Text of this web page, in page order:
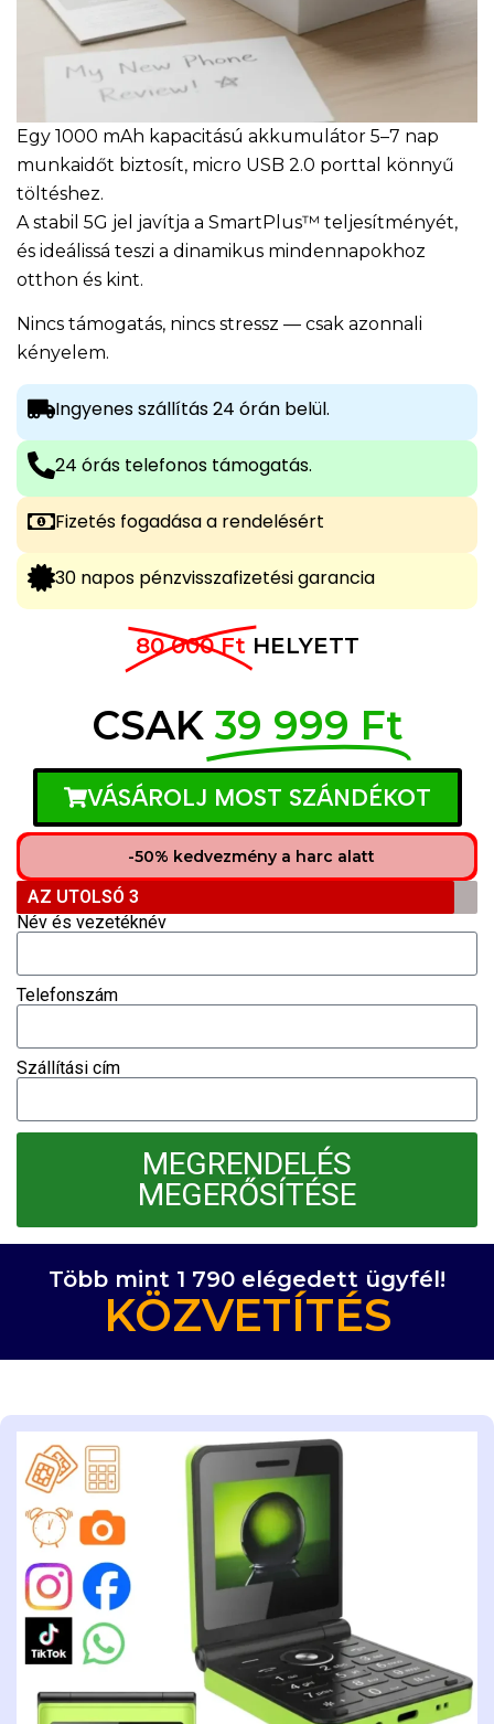
Egy 1000 mAh kapacitású akkumulátor 5–7 nap
munkaidőt biztosít, micro USB 2.0 porttal könnyű
töltéshez.
A stabil 5G jel javítja a SmartPlus™ teljesítményét,
és ideálissá teszi a dinamikus mindennapokhoz
otthon és kint.
Nincs támogatás, nincs stressz — csak azonnali
kényelem.
Ingyenes szállítás 24 órán belül.
24 órás telefonos támogatás.
Fizetés fogadása a rendelésért
30 napos pénzvisszafizetési garancia
80 000 Ft HELYETT
CSAK 39 999 Ft
VÁSÁROLJ MOST SZÁNDÉKOT
-50% kedvezmény a harc alatt
AZ UTOLSÓ 3
Név és vezetéknév
Telefonszám
Szállítási cím
MEGRENDELÉS
MEGERŐSÍTÉSE
Több mint 1 790 elégedett ügyfél!
KÖZVETÍTÉS